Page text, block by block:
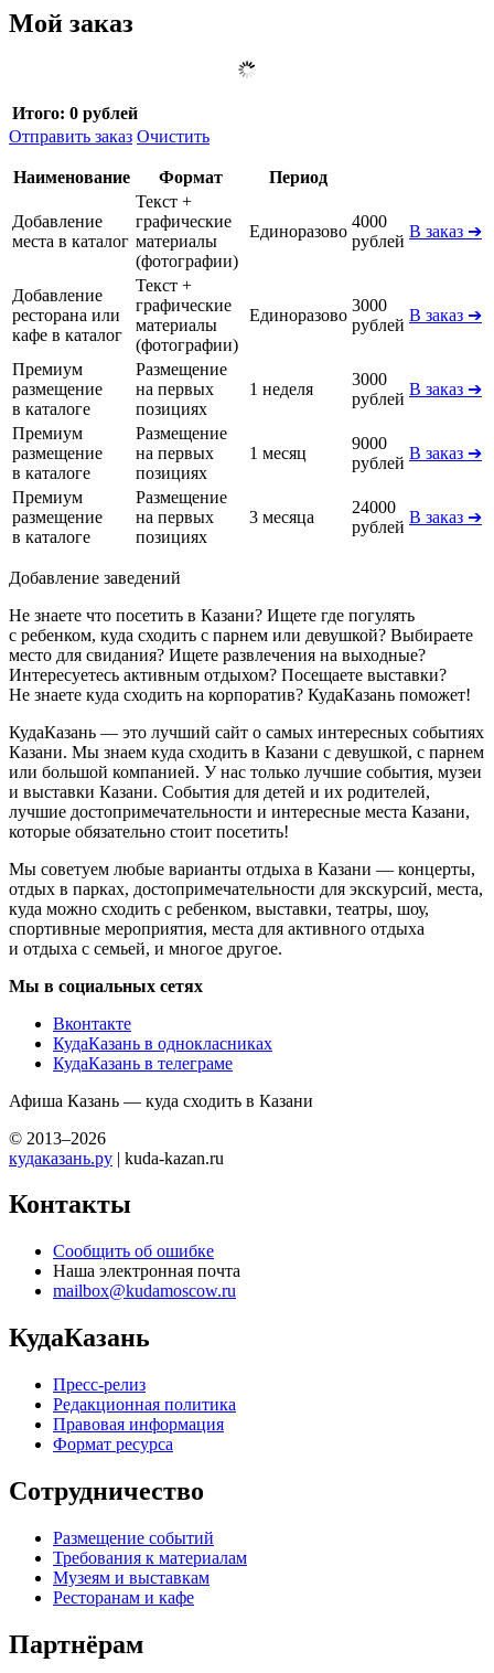
Мой заказ
Итого: 0 рублей
Отправить заказ Очистить
Наименование Формат Период
Добавление
места в каталог
Текст +
графические
материалы
(фотографии)
Единоразово
4000
рублей
В заказ ➔
Добавление
ресторана или
кафе в каталог
Текст +
графические
материалы
(фотографии)
Единоразово
3000
рублей
В заказ ➔
Премиум
размещение
в каталоге
Размещение
на первых
позициях
1 неделя
3000
рублей
В заказ ➔
Премиум
размещение
в каталоге
Размещение
на первых
позициях
1 месяц
9000
рублей
В заказ ➔
Премиум
размещение
в каталоге
Размещение
на первых
позициях
3 месяца
24000
рублей
В заказ ➔
Добавление заведений
Не знаете что посетить в Казани? Ищете где погулять
с ребенком, куда сходить с парнем или девушкой? Выбираете
место для свидания? Ищете развлечения на выходные?
Интересуетесь активным отдыхом? Посещаете выставки?
Не знаете куда сходить на корпоратив? КудаКазань поможет!
КудаКазань — это лучший сайт о самых интересных событиях
Казани. Мы знаем куда сходить в Казани с девушкой, с парнем
или большой компанией. У нас только лучшие события, музеи
и выставки Казани. События для детей и их родителей,
лучшие достопримечательности и интересные места Казани,
которые обязательно стоит посетить!
Мы советуем любые варианты отдыха в Казани — концерты,
отдых в парках, достопримечательности для экскурсий, места,
куда можно сходить с ребенком, выставки, театры, шоу,
спортивные мероприятия, места для активного отдыха
и отдыха с семьей, и многое другое.
Мы в социальных сетях
Вконтакте
КудаКазань в однокласниках
КудаКазань в телеграме
Афиша Казань — куда сходить в Казани
© 2013–2026
кудаказань.ру | kuda-kazan.ru
Контакты
Сообщить об ошибке
Наша электронная почта
mailbox@kudamoscow.ru
КудаКазань
Пресс-релиз
Редакционная политика
Правовая информация
Формат ресурса
Сотрудничество
Размещение событий
Требования к материалам
Музеям и выставкам
Ресторанам и кафе
Партнёрам